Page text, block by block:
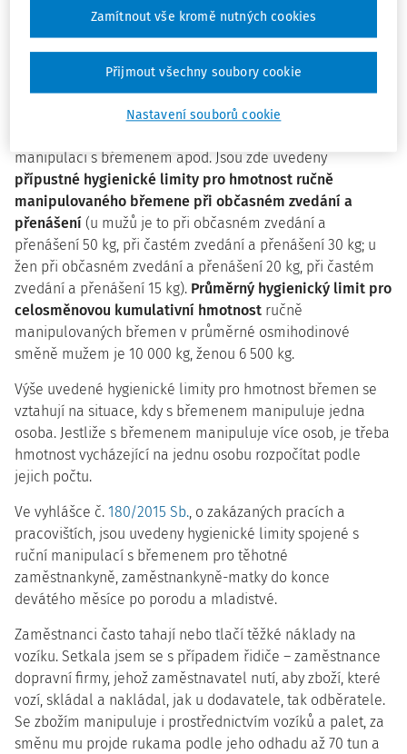
manipulaci s břemenem se pokládá též zvedání a
přenášení živého břemene.
Dále se zde hovoří o pracovních postupech, které musí být
používány při ruční manipulaci s břemeny, aby se
předcházelo úrazům způsobeným zejména přiražením
manipulaci s břemenem apod. Jsou zde uvedeny
přípustné hygienické limity pro hmotnost ručně
manipulovaného břemene při občasném zvedání a
přenášení (u mužů je to při občasném zvedání a
přenášení 50 kg, při častém zvedání a přenášení 30 kg; u
žen při občasném zvedání a přenášení 20 kg, při častém
zvedání a přenášení 15 kg). Průměrný hygienický limit pro
celosměnovou kumulativní hmotnost ručně
manipulovaných břemen v průměrné osmihodinové
směně mužem je 10 000 kg, ženou 6 500 kg.
Výše uvedené hygienické limity pro hmotnost břemen se
vztahují na situace, kdy s břemenem manipuluje jedna
osoba. Jestliže s břemenem manipuluje více osob, je třeba
hmotnost vycházející na jednu osobu rozpočítat podle
jejich počtu.
Ve vyhlášce č. 180/2015 Sb., o zakázaných pracích a
pracovištích, jsou uvedeny hygienické limity spojené s
ruční manipulací s břemenem pro těhotné
zaměstnankyně, zaměstnankyně-matky do konce
devátého měsíce po porodu a mladistvé.
Zaměstnanci často tahají nebo tlačí těžké náklady na
vozíku. Setkala jsem se s případem řidiče – zaměstnance
dopravní firmy, jehož zaměstnavatel nutí, aby zboží, které
vozí, skládal a nakládal, jak u dodavatele, tak odběratele.
Se zbožím manipuluje i prostřednictvím vozíků a palet, za
směnu mu projde rukama podle jeho odhadu až 70 tun a
Nastavení souborů cookie
Zamítnout vše kromě nutných cookies
Přijmout všechny soubory cookie